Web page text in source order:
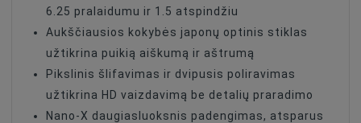
6.25 pralaidumu ir 1.5 atspindžiu
Aukščiausios kokybės japonų optinis stiklas
užtikrina puikią aiškumą ir aštrumą
Pikslinis šlifavimas ir dvipusis poliravimas
užtikrina HD vaizdavimą be detalių praradimo
Nano-X daugiasluoksnis padengimas, atsparus